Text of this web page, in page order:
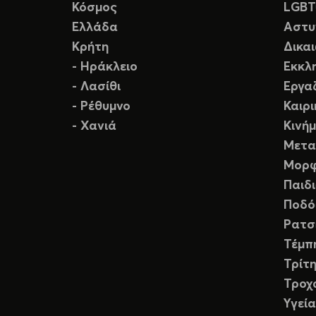
Κόσμος
Ελλάδα
Κρήτη
- Ηράκλειο
- Λασίθι
- Ρέθυμνο
- Χανιά